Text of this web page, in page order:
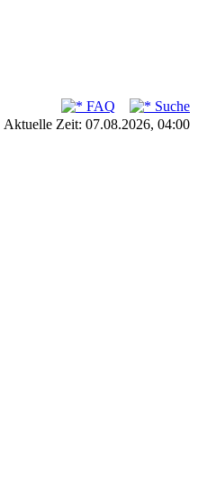
FAQ
Suche
Aktuelle Zeit: 07.08.2026, 04:00